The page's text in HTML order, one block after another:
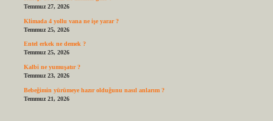
Temmuz 27, 2026
Klimada 4 yollu vana ne işe yarar ?
Temmuz 25, 2026
Entel erkek ne demek ?
Temmuz 25, 2026
Kalbi ne yumuşatır ?
Temmuz 23, 2026
Bebeğimin yürümeye hazır olduğunu nasıl anlarım ?
Temmuz 21, 2026